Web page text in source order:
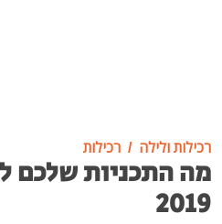
רכילות ולילה רכילות
מה התכניות שלכם
2019